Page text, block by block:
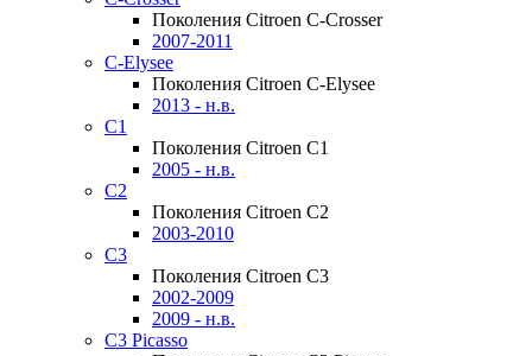
Поколения Citroen C-Crosser
2007-2011
C-Elysee
Поколения Citroen C-Elysee
2013 - н.в.
C1
Поколения Citroen C1
2005 - н.в.
C2
Поколения Citroen C2
2003-2010
C3
Поколения Citroen C3
2002-2009
2009 - н.в.
C3 Picasso